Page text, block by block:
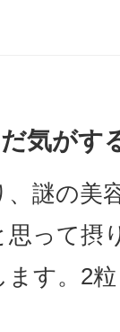
気がす
謎の美
って摂
す。2